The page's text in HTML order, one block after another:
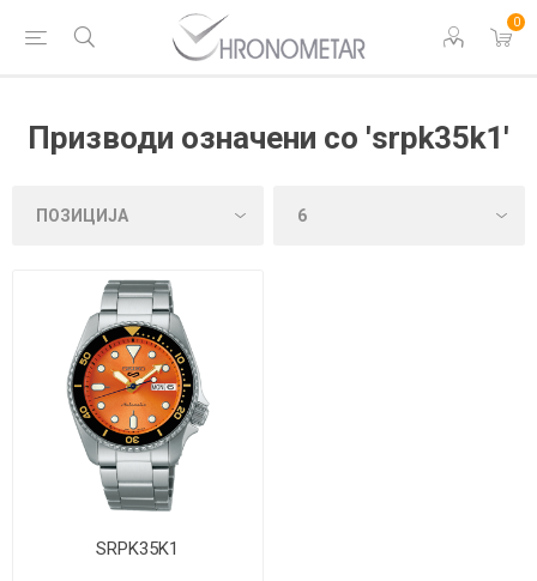
0
Призводи означени со 'srpk35k1'
SRPK35K1